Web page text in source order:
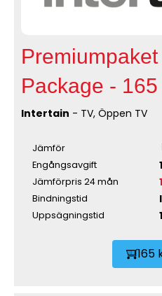
Package -
Intertain - TV, Öppen TV
Jämför
Engångsavgift
Jämförpris 24 mån
Bindningstid
Uppsägningstid
165